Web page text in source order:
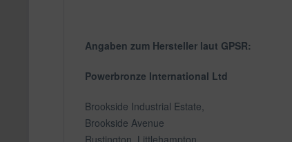
Angaben zum Hersteller laut GPSR:
Powerbronze International Ltd
Brookside Industrial Estate,
Brookside Avenue
Rustington, Littlehampton